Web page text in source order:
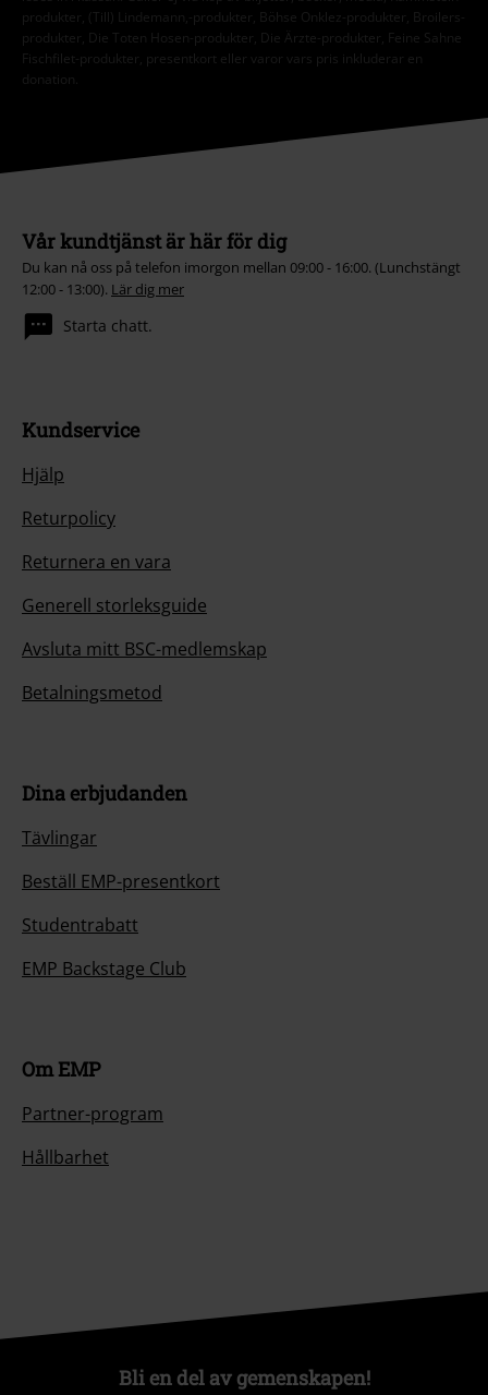
produkter, (Till) Lindemann,-produkter, Böhse Onklez-produkter, Broilers-
produkter, Die Toten Hosen-produkter, Die Ärzte-produkter, Feine Sahne
Fischfilet-produkter, presentkort eller varor vars pris inkluderar en
donation.
Vår kundtjänst är här för dig
Du kan nå oss på telefon imorgon mellan 09:00 - 16:00. (Lunchstängt
12:00 - 13:00). Lär dig mer
Starta chatt.
Kundservice
Hjälp
Returpolicy
Returnera en vara
Generell storleksguide
Avsluta mitt BSC-medlemskap
Betalningsmetod
Dina erbjudanden
Tävlingar
Beställ EMP-presentkort
Studentrabatt
EMP Backstage Club
Om EMP
Partner-program
Hållbarhet
Bli en del av gemenskapen!